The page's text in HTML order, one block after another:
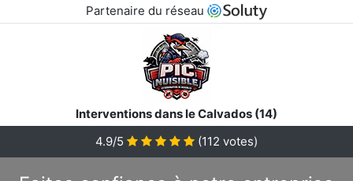
Partenaire du réseau
Interventions dans le Calvados (14)
4.9/5
(112 votes)